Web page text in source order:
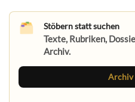
Stöbern statt suchen
Texte, Rubriken,
Archiv.
Archiv